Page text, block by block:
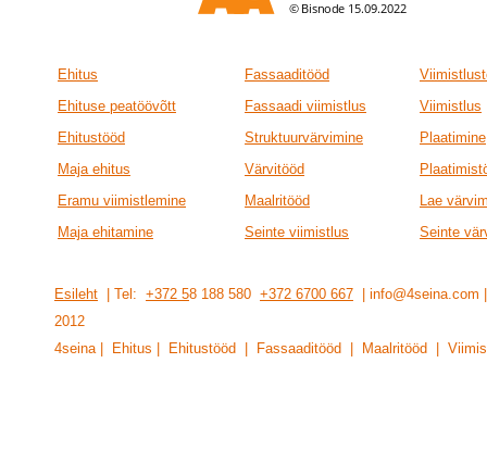
Ehitus Fassaaditööd
Ehituse peatöövõtt
Fassaadi viimistlus
Viimistlus
Ehitustööd
Struktuurvärvimine
Plaatimine
Maja ehitus
Värvitööd
Eramu viimistlemine
Maalritööd
Lae
Maja ehitamine
Seinte viimistlus Seinte
Esileht | Tel: +372 58 188 580 +372 6700 667 |
201 2
4seina | Ehitus | Ehitustööd | Fassaaditööd | Maalritööd |